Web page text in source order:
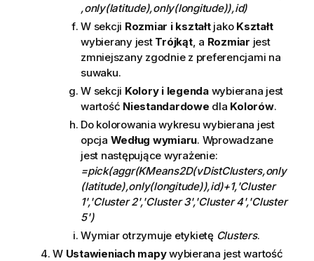
,only(latitude),only(longitude)),id)
W sekcji Rozmiar i kształtjako Kształt
wybierany jest Trójkąt, a Rozmiar jest
zmniejszany zgodnie z preferencjami na
suwaku.
W sekcji Kolory i legendawybierana jest
wartość Niestandardowe dla Kolorów.
Do kolorowania wykresu wybierana jest
opcja Według wymiaru. Wprowadzane
jest następujące wyrażenie:
=pick(aggr(KMeans2D(vDistClusters,only
(latitude),only(longitude)),id)+1,'Cluster
1','Cluster 2','Cluster 3','Cluster 4','Cluster
5')
Wymiar otrzymuje etykietę Clusters.
W Ustawieniach mapywybierana jest wartość